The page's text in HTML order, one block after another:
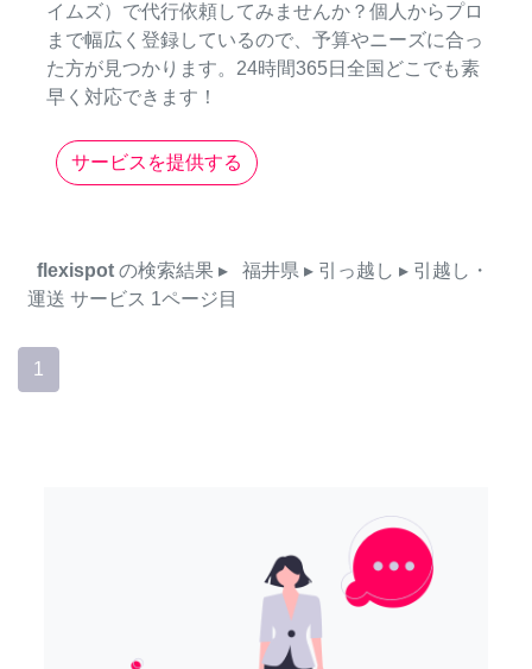
イムズ）で代行依頼してみませんか？個人からプロ
まで幅広く登録しているので、予算やニーズに合っ
た方が見つかります。24時間365日全国どこでも素
早く対応できます！
サービスを提供する
flexispot の検索結果 ▸ 福井県 ▸ 引っ越し ▸ 引越し・
運送 サービス 1ページ目
1